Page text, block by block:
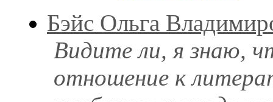
Бэйс Ольга
Видите ли, я знаю,
отношение к